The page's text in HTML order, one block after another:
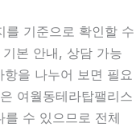
를 기준으로 확인할 수
본 안내, 상담 가능
을 나누어 보면 필요
여월동테라탑팰리스
수 있으므로 전체